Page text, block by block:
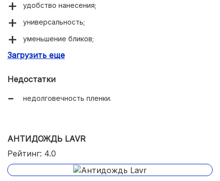
удобство нанесения;
универсальность;
уменьшение бликов;
хорошо отталкивает воду.
Загрузить еще
Недостатки
недолговечность пленки.
АНТИДОЖДЬ LAVR
Рейтинг: 4.0